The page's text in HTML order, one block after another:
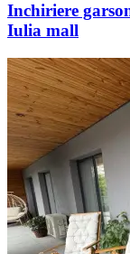
Inchiriere
Iulia mall